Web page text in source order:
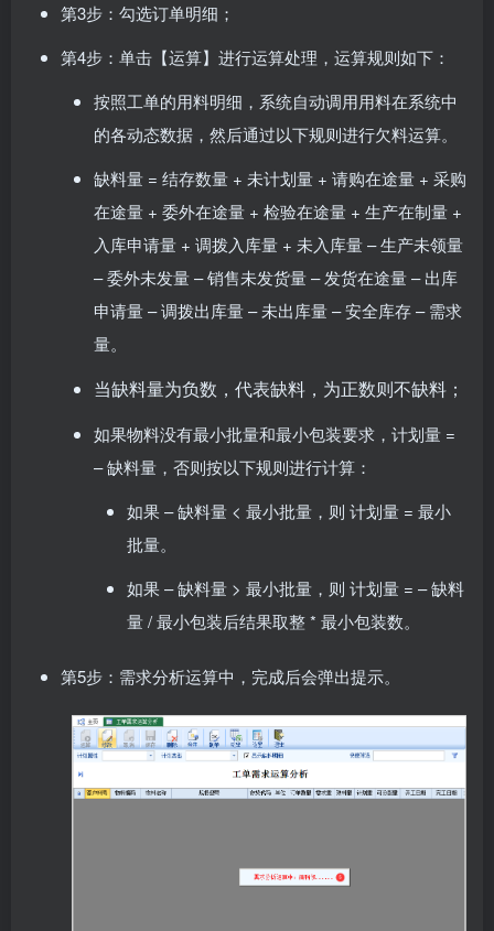
第3步：勾选订单明细；
第4步：单击【运算】进行运算处理，运算规则如下：
按照工单的用料明细，系统自动调用用料在系统中
的各动态数据，然后通过以下规则进行欠料运算。
缺料量 = 结存数量 + 未计划量 + 请购在途量 + 采购
在途量 + 委外在途量 + 检验在途量 + 生产在制量 +
入库申请量 + 调拨入库量 + 未入库量 – 生产未领量
– 委外未发量 – 销售未发货量 – 发货在途量 – 出库
申请量 – 调拨出库量 – 未出库量 – 安全库存 – 需求
量。
当缺料量为负数，代表缺料，为正数则不缺料；
如果物料没有最小批量和最小包装要求，计划量 =
– 缺料量，否则按以下规则进行计算：
如果 – 缺料量 < 最小批量，则 计划量 = 最小
批量。
如果 – 缺料量 > 最小批量，则 计划量 = – 缺料
量 / 最小包装后结果取整 * 最小包装数。
第5步：需求分析运算中，完成后会弹出提示。